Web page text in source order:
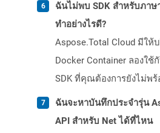
ฉันไม่พบ SDK สำหรับภา
ทำอย่างไรดี?
Aspose.Total Cloud มีให้
Docker Container ลองใช้
SDK ที่คุณต้องการยังไม่พร้
ฉันจะหาบันทึกประจำรุ่น
API สำหรับ Net ได้ที่ไหน